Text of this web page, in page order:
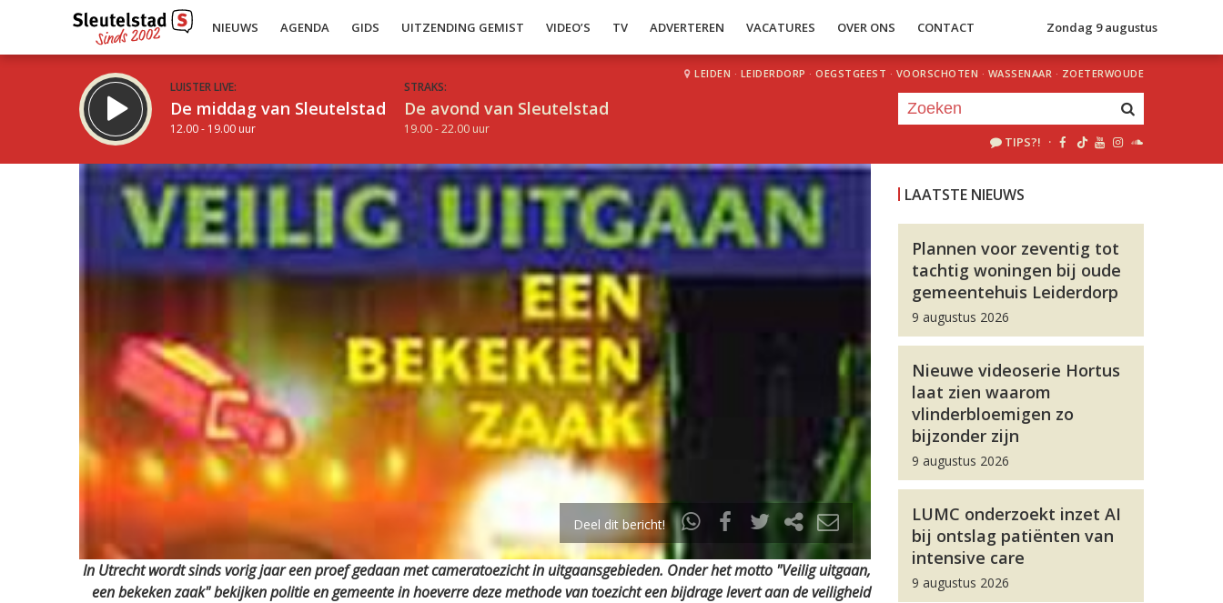
NIEUWS AGENDA GIDS UITZENDING GEMIST VIDEO’S TV ADVERTEREN VACATURES OVER ONS CONTACT Zondag 9 augustus
LUISTER LIVE:
De middag van Sleutelstad
12.00 - 19.00 uur
STRAKS:
De avond van Sleutelstad
19.00 - 22.00 uur
LEIDEN · LEIDERDORP · OEGSTGEEST · VOORSCHOTEN · WASSENAAR · ZOETERWOUDE
TIPS?! ·
Deel dit bericht!
In Utrecht wordt sinds vorig jaar een proef gedaan met cameratoezicht in uitgaansgebieden. Onder het motto "Veilig uitgaan,
een bekeken zaak" bekijken politie en gemeente in hoeverre deze methode van toezicht een bijdrage levert aan de veiligheid
LAATSTE NIEUWS
Plannen voor zeventig tot
tachtig woningen bij oude
gemeentehuis Leiderdorp
9 augustus 2026
Nieuwe videoserie Hortus
laat zien waarom
vlinderbloemigen zo
bijzonder zijn
9 augustus 2026
LUMC onderzoekt inzet AI
bij ontslag patiënten van
intensive care
9 augustus 2026